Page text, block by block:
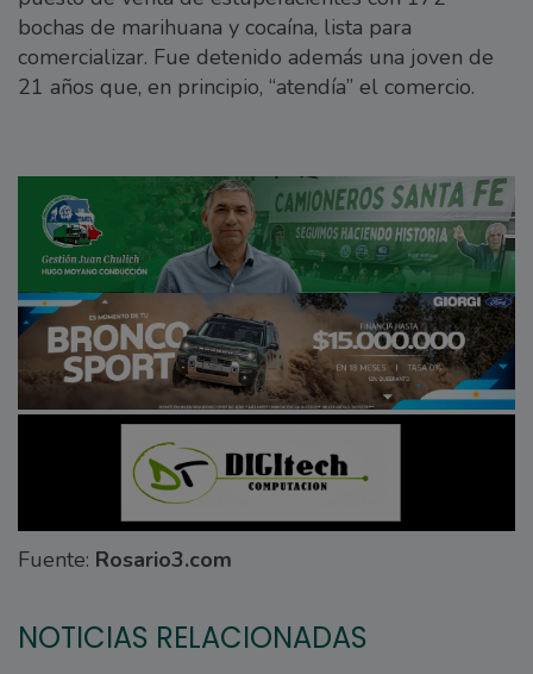
bochas de marihuana y cocaína, lista para
comercializar. Fue detenido además una joven de
21 años que, en principio, “atendía” el comercio.
Fuente: Rosario3.com
NOTICIAS RELACIONADAS